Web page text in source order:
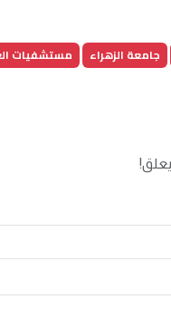
جامعة الزهراء مستشفيات